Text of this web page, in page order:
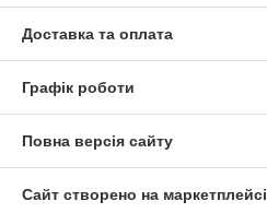
Доставка та оплата
Графік роботи
Повна версія сайту
Сайт створено на маркетплейсі